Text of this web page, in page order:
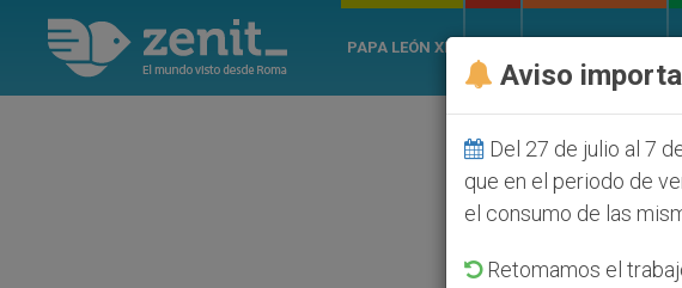
PAPA LEÓN XIV
Aviso
Del 27 de julio al 7
que en el periodo de
el consumo de las
Retomamos el